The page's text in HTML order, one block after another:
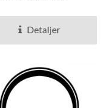
Detaljer